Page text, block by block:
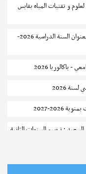
و تقنيات المياه بقابس
بلاغ حول مواعيد الترسيم المدرسي عن بعد بعنوان السنة الدراسية 2026-
باكالوريا 2026
2026
2027
السعيد : ترسيم السنوات الثانية